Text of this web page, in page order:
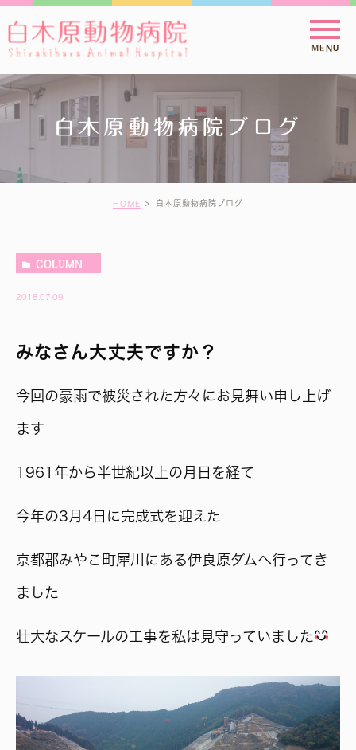
白木原動物病院ブログ
HOME 白木原動物病院ブログ
COLUMN
2018.07.09
みなさん大丈夫ですか？
今回の豪雨で被災された方々にお見舞い申し上げ
ます
1961年から半世紀以上の月日を経て
今年の3月4日に完成式を迎えた
京都郡みやこ町犀川にある伊良原ダムへ行ってき
ました
壮大なスケールの工事を私は見守っていました